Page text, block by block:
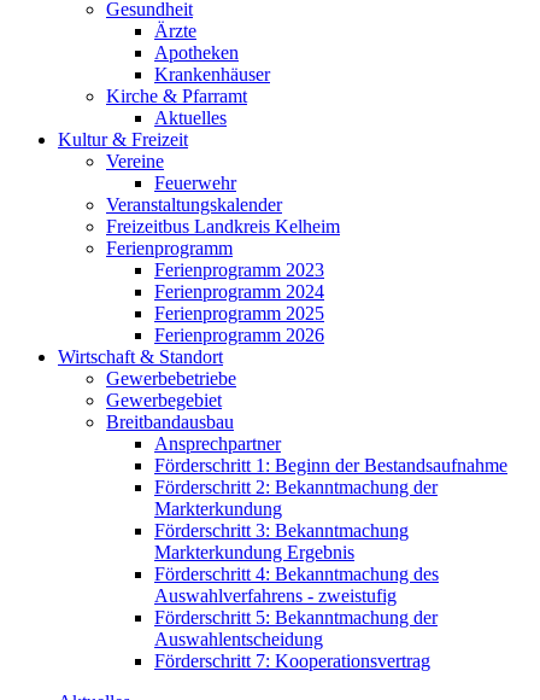
Gesundheit
Ärzte
Apotheken
Krankenhäuser
Kirche & Pfarramt
Aktuelles
Kultur & Freizeit
Vereine
Feuerwehr
Veranstaltungskalender
Freizeitbus Landkreis Kelheim
Ferienprogramm
Ferienprogramm 2023
Ferienprogramm 2024
Ferienprogramm 2025
Ferienprogramm 2026
Wirtschaft & Standort
Gewerbebetriebe
Gewerbegebiet
Breitbandausbau
Ansprechpartner
Förderschritt 1: Beginn der Bestandsaufnahme
Förderschritt 2: Bekanntmachung der
Markterkundung
Förderschritt 3: Bekanntmachung
Markterkundung Ergebnis
Förderschritt 4: Bekanntmachung des
Auswahlverfahrens - zweistufig
Förderschritt 5: Bekanntmachung der
Auswahlentscheidung
Förderschritt 7: Kooperationsvertrag